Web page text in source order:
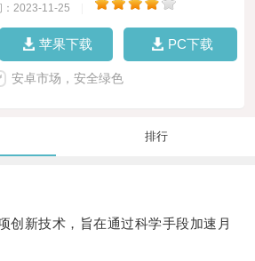
：2023-11-25
苹果下载 PC下载
安卓市场，安全绿色
排行
新技术，旨在通过科学手段加速月